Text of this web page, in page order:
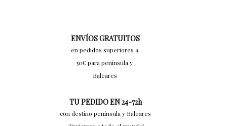
ENVÍOS GRATUITOS
en pedidos superiores a
50€ para península y
Baleares
TU PEDIDO EN 24-72h
con destino península y Baleares